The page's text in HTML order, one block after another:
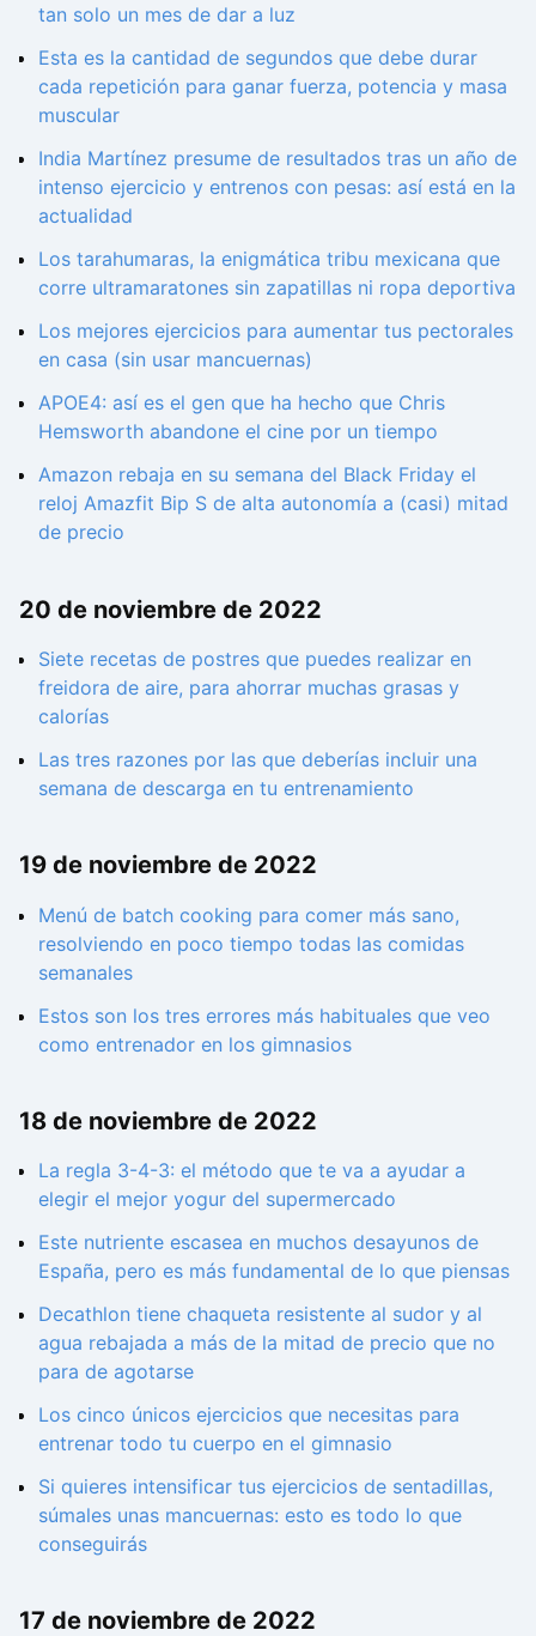
tan solo un mes de dar a luz
Esta es la cantidad de segundos que debe durar
cada repetición para ganar fuerza, potencia y masa
muscular
India Martínez presume de resultados tras un año de
intenso ejercicio y entrenos con pesas: así está en la
actualidad
Los tarahumaras, la enigmática tribu mexicana que
corre ultramaratones sin zapatillas ni ropa deportiva
Los mejores ejercicios para aumentar tus pectorales
en casa (sin usar mancuernas)
APOE4: así es el gen que ha hecho que Chris
Hemsworth abandone el cine por un tiempo
Amazon rebaja en su semana del Black Friday el
reloj Amazfit Bip S de alta autonomía a (casi) mitad
de precio
20 de noviembre de 2022
Siete recetas de postres que puedes realizar en
freidora de aire, para ahorrar muchas grasas y
calorías
Las tres razones por las que deberías incluir una
semana de descarga en tu entrenamiento
19 de noviembre de 2022
Menú de batch cooking para comer más sano,
resolviendo en poco tiempo todas las comidas
semanales
Estos son los tres errores más habituales que veo
como entrenador en los gimnasios
18 de noviembre de 2022
La regla 3-4-3: el método que te va a ayudar a
elegir el mejor yogur del supermercado
Este nutriente escasea en muchos desayunos de
España, pero es más fundamental de lo que piensas
Decathlon tiene chaqueta resistente al sudor y al
agua rebajada a más de la mitad de precio que no
para de agotarse
Los cinco únicos ejercicios que necesitas para
entrenar todo tu cuerpo en el gimnasio
Si quieres intensificar tus ejercicios de sentadillas,
súmales unas mancuernas: esto es todo lo que
conseguirás
17 de noviembre de 2022